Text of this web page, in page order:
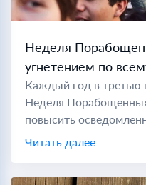
Неделя
угнетением по
Каждый год в третью
Неделя
повысить
коммунистических
время холодной
Читать далее